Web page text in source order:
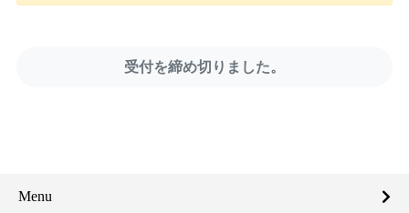
受付を締め切りました。
Menu